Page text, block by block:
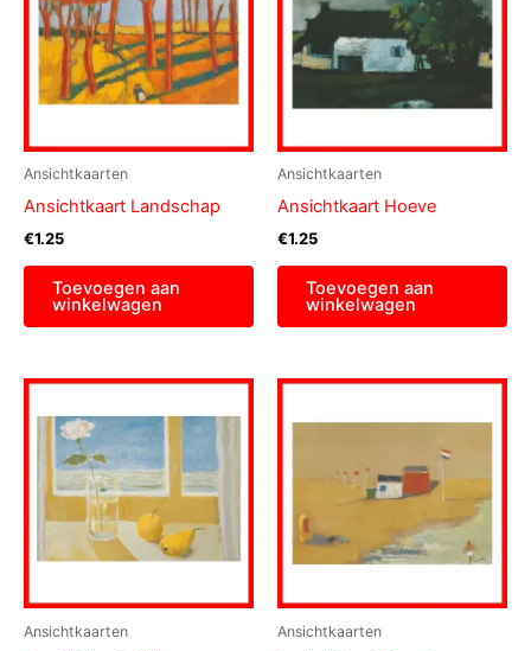
Ansichtkaarten
Ansichtkaart Landschap
€1.25
Toevoegen aan
winkelwagen
Ansichtkaarten
Ansichtkaart Hoeve
€1.25
Toevoegen aan
winkelwagen
Ansichtkaarten Ansichtkaarten